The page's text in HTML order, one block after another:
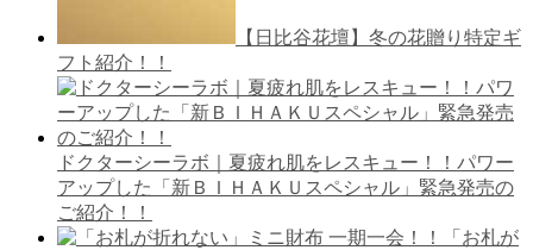
【日比谷花壇】冬の花贈り特定ギ
フト紹介！！
ドクターシーラボ｜夏疲れ肌をレスキュー！！パワー
アップした「新ＢＩＨＡＫＵスペシャル」緊急発売の
ご紹介！！
「お札が